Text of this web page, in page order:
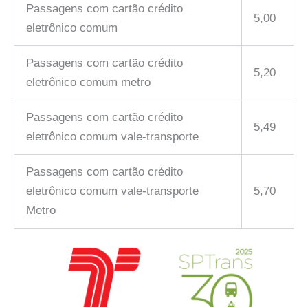
Passagens com cartão crédito
eletrônico comum
5,00
Passagens com cartão crédito
eletrônico comum metro
5,20
Passagens com cartão crédito
eletrônico comum vale-transporte
5,49
Passagens com cartão crédito
eletrônico comum vale-transporte
Metro
5,70